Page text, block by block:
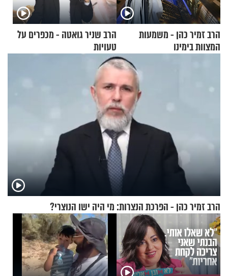
הרב זמיר כהן - משמעות
המצוות בימינו
הרב שניר גואטה - מכפרים על
טעויות
הרב זמיר כהן - הפרכת הנצרות: מי היה ישו הנוצרי?